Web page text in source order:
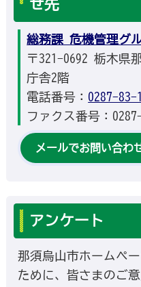
せ先
総務課 危機管理グ
〒321-0692 栃木県
庁舎2階
電話番号： 0287-83-
ファクス番号：
メールでお問い合わ
アンケート
那須烏山市ホームペ
ために、皆さまのご